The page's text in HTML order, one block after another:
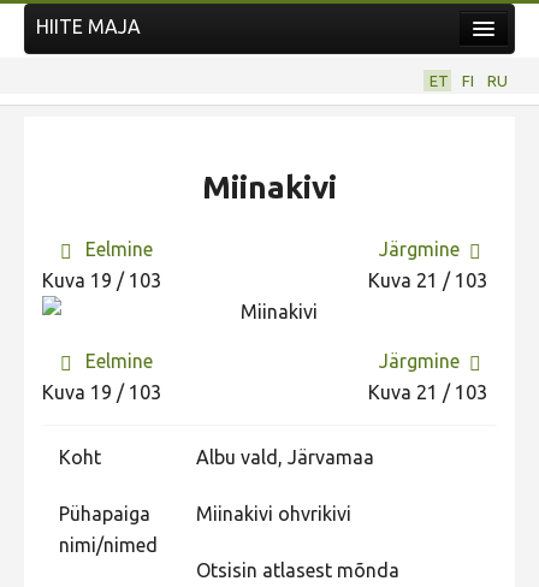
Uudised
Tegutse
UUS KUVAVÕISTLUS
Hiite kuvavõistlus 2026
Hiite kuvavõistlus 2025 lisa
Liikuvad kuvad 2025
HIITE MAJA
ET FI RU
Miinakivi
Eelmine
Kuva 19 / 103
Järgmine
Kuva 21 / 103
Eelmine
Kuva 19 / 103
Järgmine
Kuva 21 / 103
Koht Albu vald, Järvamaa
Pühapaiga
nimi/nimed
Miinakivi ohvrikivi
Otsisin atlasest mõnda